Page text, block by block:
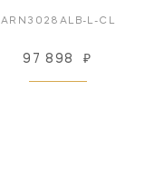
ARN3028ALB-L-CL
97 898 ₽